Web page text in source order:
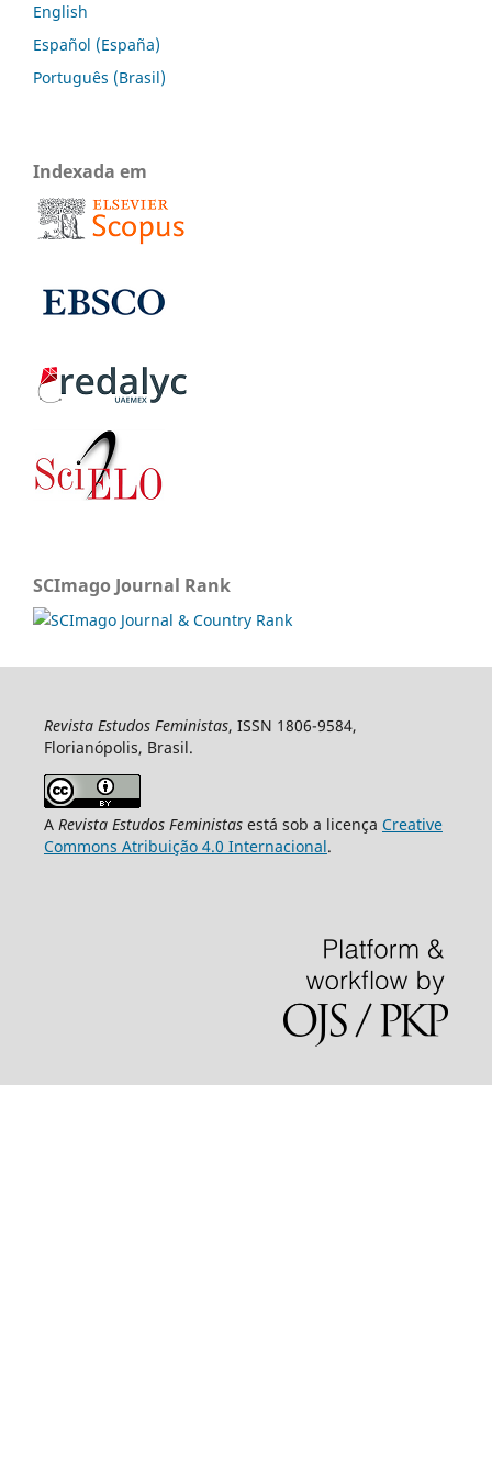
English
Español (España)
Português (Brasil)
Indexada em
SCImago Journal Rank
Revista Estudos Feministas, ISSN 1806-9584,
Florianópolis, Brasil.
A Revista Estudos Feministasestá sob a licença Creative
Commons Atribuição 4.0 Internacional.